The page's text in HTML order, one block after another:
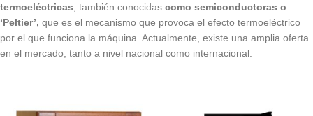
termoeléctricas , también conocidas como semiconductoras o
‘Peltier’, que es el mecanismo que provoca el efecto termoeléctrico
por el que funciona la máquina. Actualmente, existe una amplia oferta
en el mercado, tanto a nivel nacional como internacional.